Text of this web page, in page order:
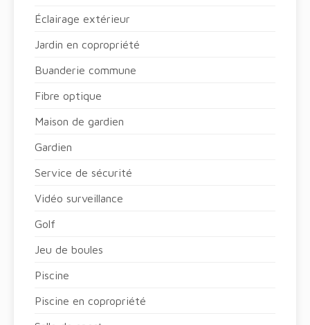
Éclairage extérieur
Jardin en copropriété
Buanderie commune
Fibre optique
Maison de gardien
Gardien
Service de sécurité
Vidéo surveillance
Golf
Jeu de boules
Piscine
Piscine en copropriété